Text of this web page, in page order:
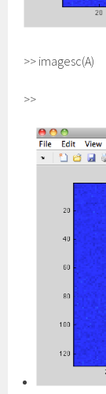
>> imagesc(A)
>>